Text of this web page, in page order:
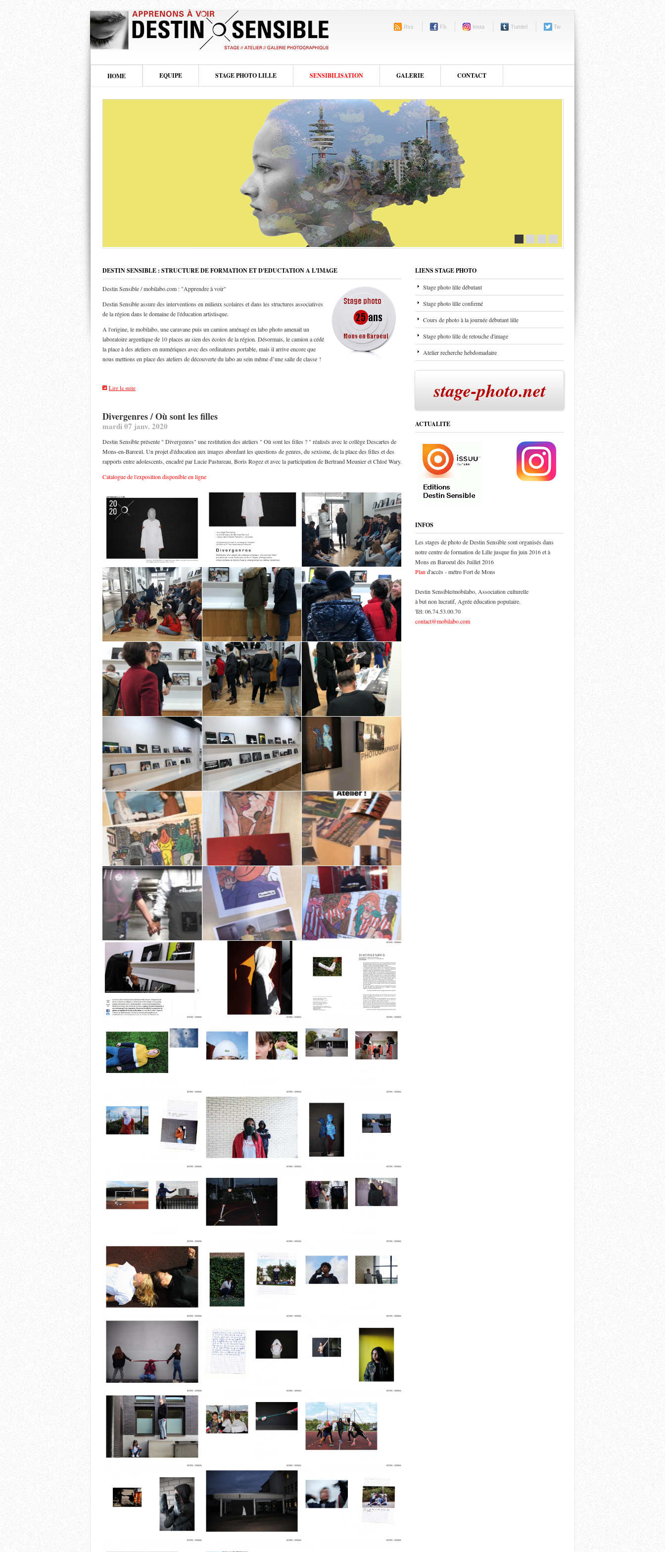
Rss Fb Insta Tumbrl Tw
HOME EQUIPE STAGE PHOTO LILLE SENSIBILISATION GALERIE CONTACT
DESTIN SENSIBLE : STRUCTURE DE FORMATION ET D'EDUCTATION A L'IMAGE
Destin Sensible / mobilabo.com : "Apprendre à voir"
Destin Sensible assure des interventions en milieux scolaires et dans les structures associatives
de la région dans le domaine de l'éducation artistisque.
A l'origine, le mobilabo, une caravane puis un camion aménagé en labo photo amenait un
laboratoire argentique de 10 places au sien des écoles de la région. Désormais, le camion a cédé
la place à des ateliers en numériques avec des ordinateurs portable, mais il arrive encore que
nous mettions en place des ateliers de découverte du labo au sein même d’une salle de classe !
Lire la suite
Divergenres / Où sont les filles
mardi 07 janv. 2020
Destin Sensible présente " Divergenres" une restitution des ateliers " Où sont les filles ? " réalisés avec le collège Descartes de
Mons-en-Barœul. Un projet d'éducation aux images abordant les questions de genres, du sexisme, de la place des filles et des
rapports entre adolescents, encadré par Lucie Pastureau, Boris Rogez et avec la participation de Bertrand Meunier et Chloé Wary.
Catalogue de l'exposition disponible en ligne
LIENS STAGE PHOTO
Stage photo lille débutant
Stage photo lille confirmé
Cours de photo à la journée débutant lille
Stage photo lille de retouche d'image
Atelier recherche hebdomadaire
stage-photo.net
ACTUALITE
INFOS
Les stages de photo de Destin Sensible sont organisés dans
notre centre de formation de Lille jusque fin juin 2016 et à
Mons en Baroeul dès Juillet 2016
Plan d'accès - métro Fort de Mons
Destin Sensible/mobilabo, Association culturelle
à but non lucratif, Agrée éducation populaire.
Tél: 06.74.53.00.70
contact@mobilabo.com